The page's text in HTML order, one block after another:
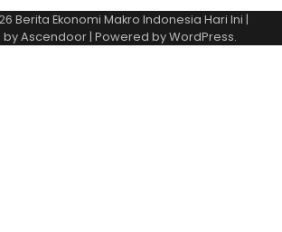
Berita Ekonomi Makro Indonesia Hari Ini |
byAscendoor| Powered byWordPress.